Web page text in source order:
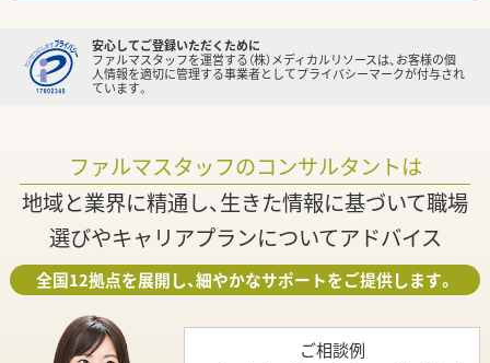
安心してご登録いただくために
ファルマスタッフを運営する（株）メディカルリソースは、お客様の個
人情報を適切に管理する事業者としてプライバシーマークが付与され
ています。
ファルマスタッフのコンサルタントは
地域と業界に精通し、生きた情報に基づいて職場
選びやキャリアプランについてアドバイス
全国12拠点を展開し、細やかなサポートをご提供します。
ご相談例